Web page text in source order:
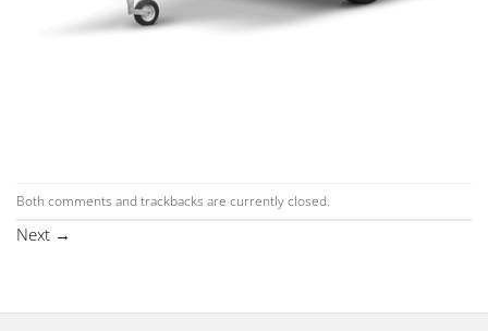
Both comments and trackbacks are currently closed.
Next →